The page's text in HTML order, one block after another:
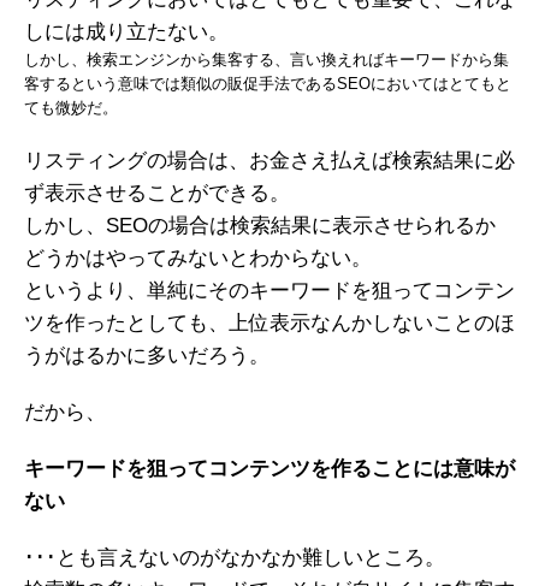
しには成り立たない。
しかし、検索エンジンから集客する、言い換えればキーワードから集
客するという意味では類似の販促手法であるSEOにおいてはとてもと
ても微妙だ。
リスティングの場合は、お金さえ払えば検索結果に必
ず表示させることができる。
しかし、SEOの場合は検索結果に表示させられるか
どうかはやってみないとわからない。
というより、単純にそのキーワードを狙ってコンテン
ツを作ったとしても、上位表示なんかしないことのほ
うがはるかに多いだろう。
だから、
キーワードを狙ってコンテンツを作ることには意味が
ない
･･･とも言えないのがなかなか難しいところ。